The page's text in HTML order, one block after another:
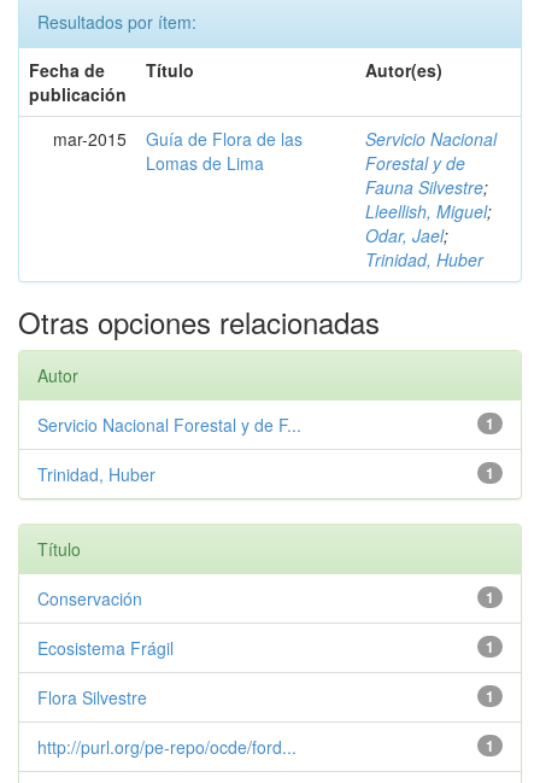
Resultados por ítem:
Fecha de
publicación
Título Autor(es)
mar-2015
Guía de Flora de las
Lomas de Lima
Servicio Nacional
Forestal y de
Fauna Silvestre;
Lleellish, Miguel;
Odar, Jael;
Trinidad, Huber
Otras opciones relacionadas
Autor
1
Servicio Nacional Forestal y de F...
1
Trinidad, Huber
Título
1
Conservación
1
Ecosistema Frágil
1
Flora Silvestre
1
http://purl.org/pe-repo/ocde/ford...